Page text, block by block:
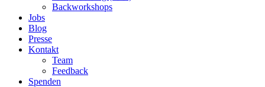
Backworkshops
Jobs
Blog
Presse
Kontakt
Team
Feedback
Spenden